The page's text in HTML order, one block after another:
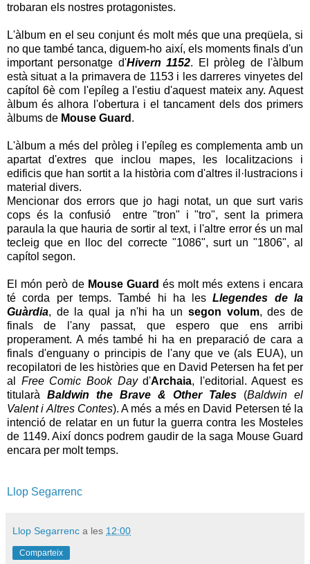
trobaran els nostres protagonistes.
L'àlbum en el seu conjunt és molt més que una preqüela, si
no que també tanca, diguem-ho així, els moments finals d'un
important personatge d'Hivern 1152. El pròleg de l'àlbum
està situat a la primavera de 1153 i les darreres vinyetes del
capítol 6è com l'epíleg a l'estiu d'aquest mateix any. Aquest
àlbum és alhora l'obertura i el tancament dels dos primers
àlbums de Mouse Guard .
L'àlbum a més del pròleg i l'epíleg es complementa amb un
apartat d'extres que inclou mapes, les localitzacions i
edificis que han sortit a la història com d'altres il·lustracions i
material divers.
Mencionar dos errors que jo hagi notat, un que surt varis
cops és la confusió entre "tron" i "tro", sent la primera
paraula la que hauria de sortir al text, i l'altre error és un mal
tecleig que en lloc del correcte "1086", surt un "1806", al
capítol segon.
El món però de Mouse Guard és molt més extens i encara
té corda per temps. També hi ha lesLlegendes de la
Guàrdia, de la qual ja n'hi ha un segon volum, des de
finals de l'any passat, que espero que ens arribi
properament. A més també hi ha en preparació de cara a
finals d'enguany o principis de l'any que ve (als EUA), un
recopilatori de les històries que en David Petersen ha fet per
al Free Comic Book Dayd'Archaia, l'editorial. Aquest es
titularà Baldwin the Brave & Other Tales (Baldwin el
Valent i Altres Contes). A més a més en David Petersen té la
intenció de relatar en un futur la guerra contra les Mosteles
de 1149. Així doncs podrem gaudir de la saga Mouse Guard
encara per molt temps.
Llop Segarrenc
Llop Segarrenc a les 12:00
Comparteix